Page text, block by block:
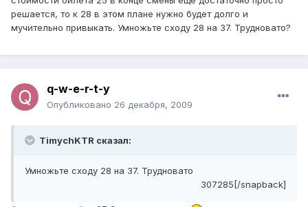
решается, то к 28 в этом плане нужно будет долго и
мучительно привыкать. Умножьте сходу 28 на 37. Трудновато?
q-w-e-r-t-y
Опубликовано 26 декабря, 2009
TimychKTR сказал:
Умножьте сходу 28 на 37. Трудновато
307285[/snapback]